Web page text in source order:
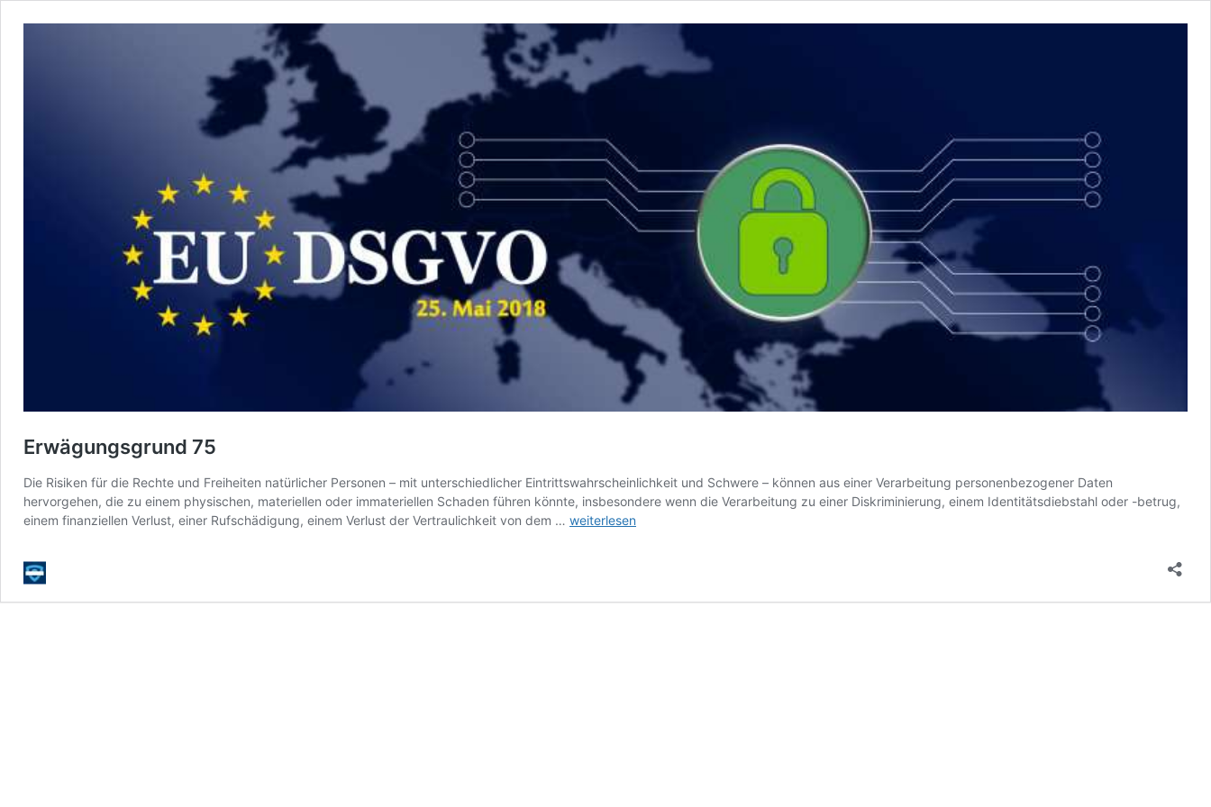
Erwägungsgrund 75
Die Risiken für die Rechte und Freiheiten natürlicher Personen – mit unterschiedlicher Eintrittswahrscheinlichkeit und Schwere – können aus einer Verarbeitung personenbezogener Daten
hervorgehen, die zu einem physischen, materiellen oder immateriellen Schaden führen könnte, insbesondere wenn die Verarbeitung zu einer Diskriminierung, einem Identitätsdiebstahl oder -betrug,
einem finanziellen Verlust, einer Rufschädigung, einem Verlust der Vertraulichkeit von dem … Erwägungsgrund
weiterlesen